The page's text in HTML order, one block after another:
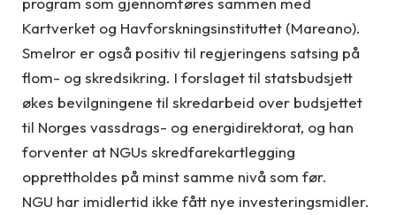
Kartverket og Havforskningsinstituttet (Mareano).
Smelror er også positiv til regjeringens satsing på
flom- og skredsikring. I forslaget til statsbudsjett
økes bevilgningene til skredarbeid over budsjettet
til Norges vassdrags- og energidirektorat, og han
forventer at NGUs skredfarekartlegging
opprettholdes på minst samme nivå som før.
NGU har imidlertid ikke fått nye investeringsmidler.